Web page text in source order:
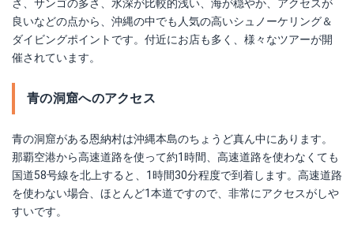
さ、サンゴの多さ、水深が比較的浅い、海が穏やか、アクセスが
良いなどの点から、沖縄の中でも人気の高いシュノーケリング＆
ダイビングポイントです。付近にお店も多く、様々なツアーが開
催されています。
青の洞窟へのアクセス
青の洞窟がある恩納村は沖縄本島のちょうど真ん中にあります。
那覇空港から高速道路を使って約1時間、高速道路を使わなくても
国道58号線を北上すると、1時間30分程度で到着します。高速道路
を使わない場合、ほとんど1本道ですので、非常にアクセスがしや
すいです。